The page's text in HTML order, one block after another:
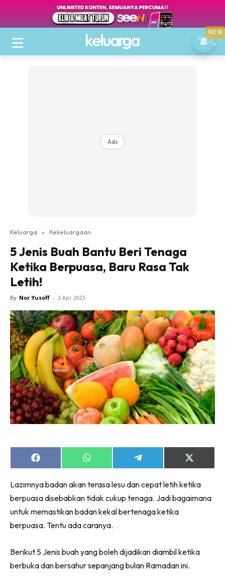
Ads
Keluarga » Kekeluargaan
5 Jenis Buah Bantu Beri Tenaga
Ketika Berpuasa, Baru Rasa Tak
Letih!
By Nor Yusoff - 3 Apr 2023
Share
on
Share
on
Share
on
Share
on
(Twitter)
Lazimnya badan akan terasa lesu dan cepat letih ketika
berpuasa disebabkan tidak cukup tenaga. Jadi bagaimana
untuk memastikan badan kekal bertenaga ketika
berpuasa. Tentu ada caranya.
Berikut 5 Jenis buah yang boleh dijadikan diambil ketika
berbuka dan bersahur sepanjang bulan Ramadan ini.
NEW